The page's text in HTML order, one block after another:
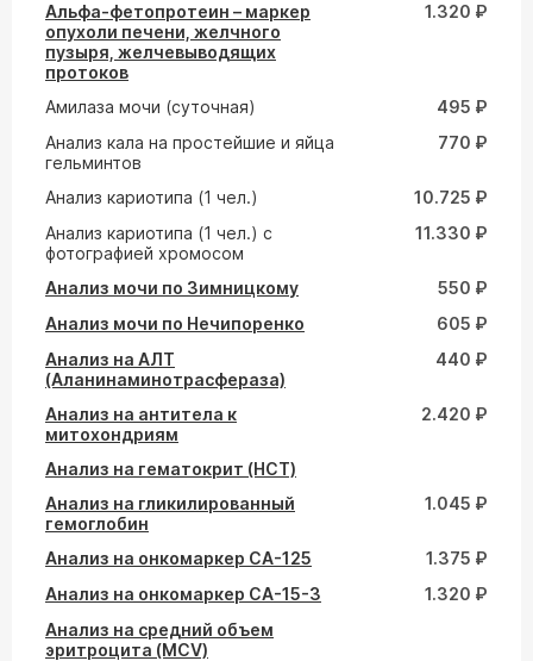
Альфа-фетопротеин – маркер
опухоли печени, желчного
пузыря, желчевыводящих
протоков
1.320 ₽
Амилаза мочи (суточная)
495 ₽
Анализ кала на простейшие и яйца
гельминтов
770 ₽
Анализ кариотипа (1 чел.)
10.725 ₽
Анализ кариотипа (1 чел.) с
фотографией хромосом
11.330 ₽
Анализ мочи по Зимницкому
550 ₽
Анализ мочи по Нечипоренко
605 ₽
Анализ на АЛТ
(Аланинаминотрасфераза)
440 ₽
Анализ на антитела к
митохондриям
2.420 ₽
Анализ на гематокрит (HCT)
Анализ на гликилированный
гемоглобин
1.045 ₽
Анализ на онкомаркер СА-125
1.375 ₽
Анализ на онкомаркер СА-15-3
1.320 ₽
Анализ на средний объем
эритроцита (MCV)